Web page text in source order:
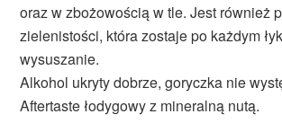
oraz w zbożowością w tle. Jest również
zielenistości, która zostaje po każdym
wysuszanie.
Alkohol ukryty dobrze, goryczka nie
Aftertaste łodygowy z mineralną nutą.